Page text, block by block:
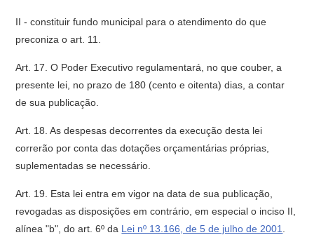
II - constituir fundo municipal para o atendimento do que
preconiza o art. 11.
Art. 17. O Poder Executivo regulamentará, no que couber, a
presente lei, no prazo de 180 (cento e oitenta) dias, a contar
de sua publicação.
Art. 18. As despesas decorrentes da execução desta lei
correrão por conta das dotações orçamentárias próprias,
suplementadas se necessário.
Art. 19. Esta lei entra em vigor na data de sua publicação,
revogadas as disposições em contrário, em especial o inciso II,
alínea "b", do art. 6º da Lei nº 13.166, de 5 de julho de 2001